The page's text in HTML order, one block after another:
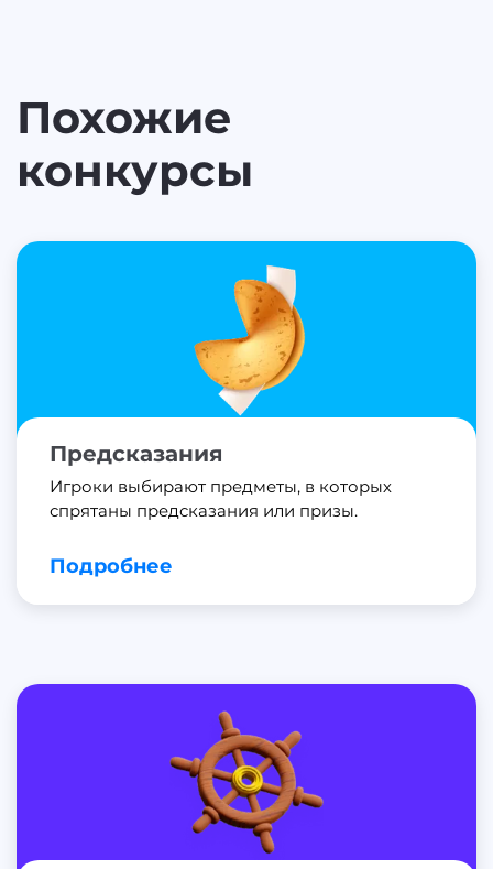
Похожие
конкурсы
Предсказания
Игроки выбирают предметы, в которых
спрятаны предсказания или призы.
Подробнее